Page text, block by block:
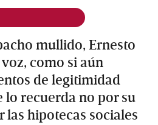
mullido, Ernesto
como si aún
de legitimidad
lo recuerda no por su
las hipotecas sociales